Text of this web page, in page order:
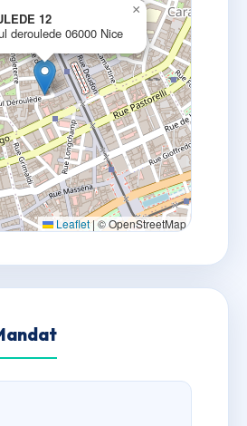
12
deroulede 06000 Nice
×
Leaflet|© OpenStreetMap